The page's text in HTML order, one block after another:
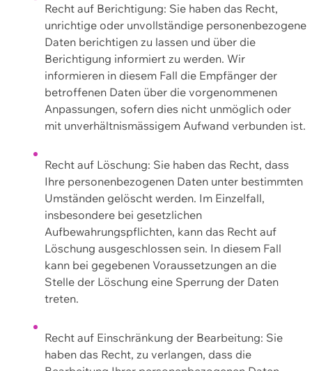
Recht auf Berichtigung: Sie haben das Recht,
unrichtige oder unvollständige personenbezogene
Daten berichtigen zu lassen und über die
Berichtigung informiert zu werden. Wir
informieren in diesem Fall die Empfänger der
betroffenen Daten über die vorgenommenen
Anpassungen, sofern dies nicht unmöglich oder
mit unverhältnismässigem Aufwand verbunden ist.
Recht auf Löschung: Sie haben das Recht, dass
Ihre personenbezogenen Daten unter bestimmten
Umständen gelöscht werden. Im Einzelfall,
insbesondere bei gesetzlichen
Aufbewahrungspflichten, kann das Recht auf
Löschung ausgeschlossen sein. In diesem Fall
kann bei gegebenen Voraussetzungen an die
Stelle der Löschung eine Sperrung der Daten
treten.
Recht auf Einschränkung der Bearbeitung: Sie
haben das Recht, zu verlangen, dass die